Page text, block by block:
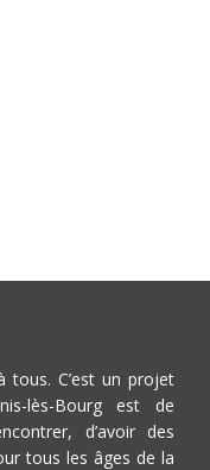
C’est un projet
lès-Bourg est de
d’avoir des
tous les âges de la